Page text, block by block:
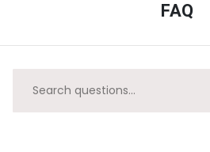
FAQ